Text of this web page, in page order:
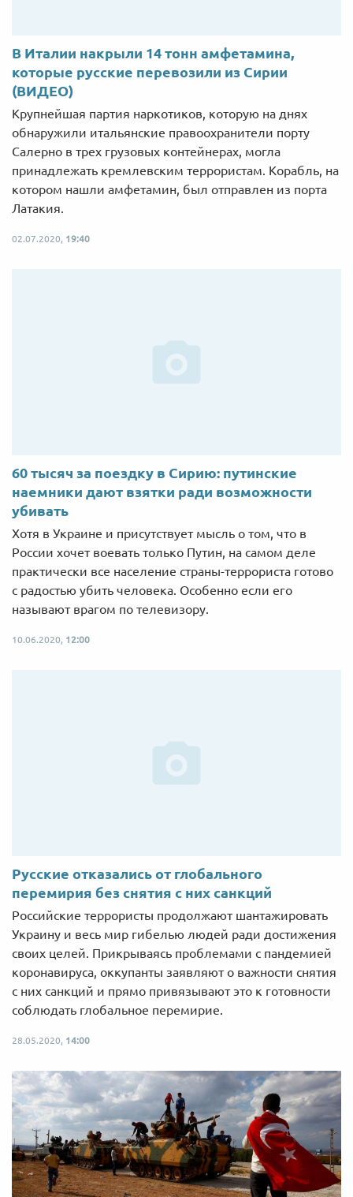
В Италии накрыли 14 тонн амфетамина,
которые русские перевозили из Сирии
(ВИДЕО)
Крупнейшая партия наркотиков, которую на днях
обнаружили итальянские правоохранители порту
Салерно в трех грузовых контейнерах, могла
принадлежать кремлевским террористам. Корабль, на
котором нашли амфетамин, был отправлен из порта
Латакия.
02.07.2020, 19:40
60 тысяч за поездку в Сирию: путинские
наемники дают взятки ради возможности
убивать
Хотя в Украине и присутствует мысль о том, что в
России хочет воевать только Путин, на самом деле
практически все население страны-террориста готово
с радостью убить человека. Особенно если его
называют врагом по телевизору.
10.06.2020, 12:00
Русские отказались от глобального
перемирия без снятия с них санкций
Российские террористы продолжают шантажировать
Украину и весь мир гибелью людей ради достижения
своих целей. Прикрываясь проблемами с пандемией
коронавируса, оккупанты заявляют о важности снятия
с них санкций и прямо привязывают это к готовности
соблюдать глобальное перемирие.
28.05.2020, 14:00